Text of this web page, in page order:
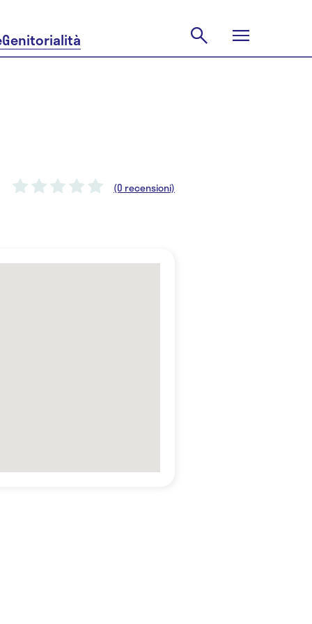
Genitorialità
(0 recensioni)